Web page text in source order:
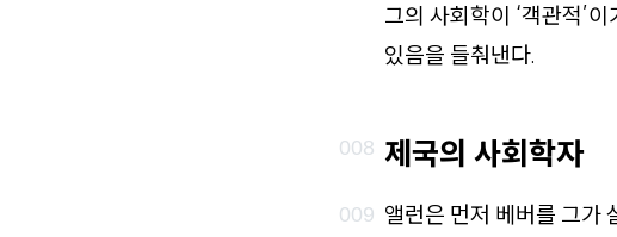
그의 사회학이 ‘객관적’
있음을 들춰낸다.
제국의 사회학자
앨런은 먼저 베버를 그가